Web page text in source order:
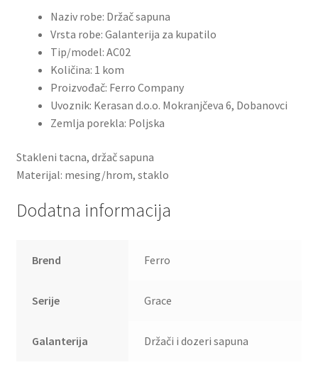
Naziv robe: Držač sapuna
Vrsta robe: Galanterija za kupatilo
Tip/model: AC02
Količina: 1 kom
Proizvođač: Ferro Company
Uvoznik: Kerasan d.o.o. Mokranjčeva 6, Dobanovci
Zemlja porekla: Poljska
Stakleni tacna, držač sapuna
Materijal: mesing/hrom, staklo
Dodatna informacija
Brend Ferro
Serije Grace
Galanterija Držači i dozeri sapuna